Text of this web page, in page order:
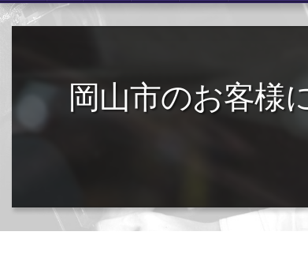
フロントガラス飛び石傷/補修
カー用品取付･車販売･買取(ﾄﾞﾗﾚ
岡山市のお客様